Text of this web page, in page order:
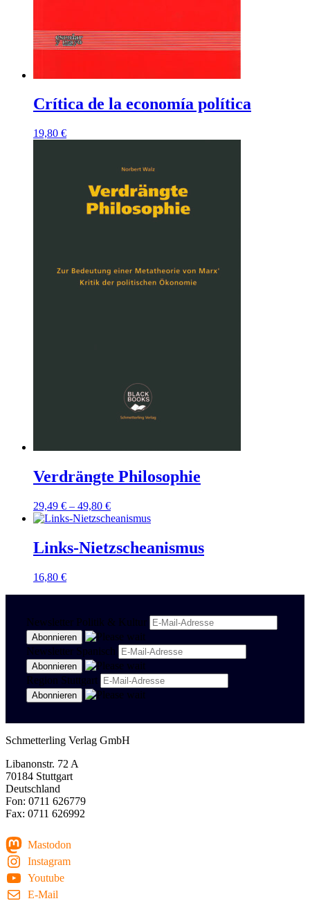
Crítica de la economía política
19,80 €
Verdrängte Philosophie
29,49 € – 49,80 €
Links-Nietzscheanismus
16,80 €
Newsletter Politik & Kultur
Newsletter Spanisch
Region Stuttgart
Schmetterling Verlag GmbH
Libanonstr. 72 A
70184 Stuttgart
Deutschland
Fon: 0711 626779
Fax: 0711 626992
Mastodon
Instagram
Youtube
E-Mail